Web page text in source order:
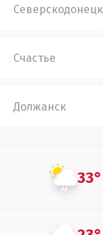
Северскодонецк
Счастье
Должанск
33°